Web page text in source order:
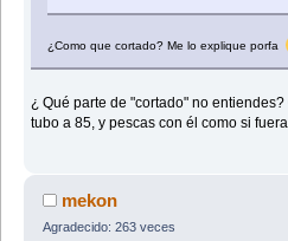
¿Como que cortado? Me lo explique porfa
¿ Qué parte de "cortado" no
tubo a 85, y pescas con él como si
mekon
Agradecido: 263 veces